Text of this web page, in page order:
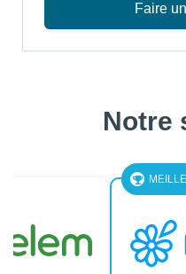
Faire
Notre